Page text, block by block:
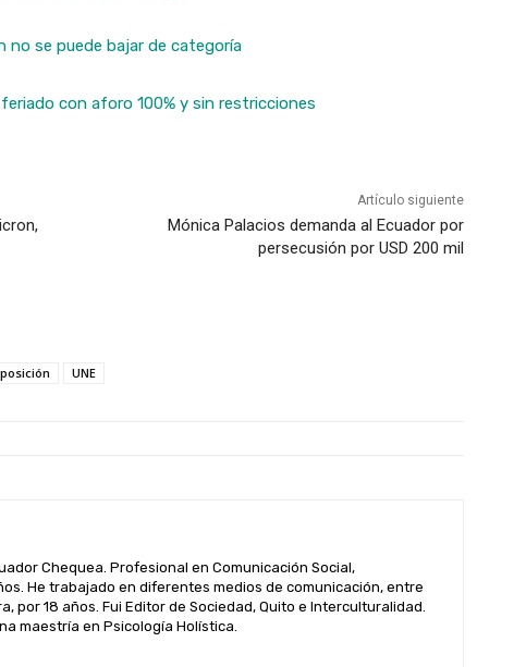
no se puede bajar de categoría
con aforo 100% y sin restricciones
Artículo siguiente
Mónica Palacios demanda al Ecuador por
persecusión por USD 200 mil
UNE
Chequea. Profesional en Comunicación Social,
He trabajado en diferentes medios de comunicación, entre
por 18 años. Fui Editor de Sociedad, Quito e Interculturalidad.
maestría en Psicología Holística.